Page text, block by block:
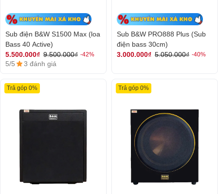
Sub điện B&W S1500 Max (loa
Bass 40 Active)
5.500.000₫ 9.500.000₫ -42%
5/5 3 đánh giá
Sub B&W PRO888 Plus (Sub
điện bass 30cm)
3.000.000₫ 5.050.000₫ -40%
Trả góp 0% Trả góp 0%